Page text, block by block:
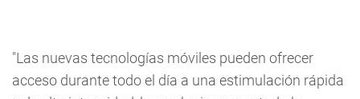
"Las nuevas tecnologías móviles pueden ofrecer
acceso durante todo el día a una estimulación rápida